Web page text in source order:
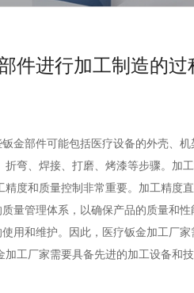
件进行加工制造的过
金部件可能包括医疗设备的外壳、
弯、焊接、打磨、烤漆等步骤。
度和质量控制非常重要。加工精
量管理体系，以确保产品的质量和
用和维护。因此，医疗钣金加工厂
工厂家需要具备先进的加工设备